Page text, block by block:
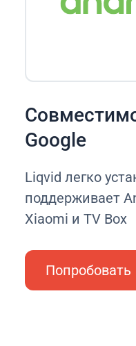
Google
Liqvid легко
поддерживает
Xiaomi и TV Box
Попробовать